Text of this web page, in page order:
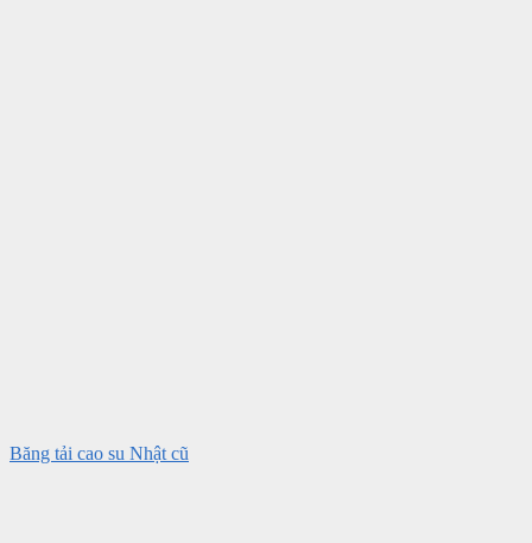
Băng tải cao su Nhật cũ